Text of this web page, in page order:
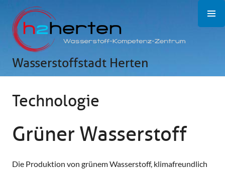
Inhalt
springen
Wasserstoffstadt Herten
Technologie
Grüner Wasserstoff
Die Pro­duktion von grün­em Was­ser­stoff, klima­freund­lich